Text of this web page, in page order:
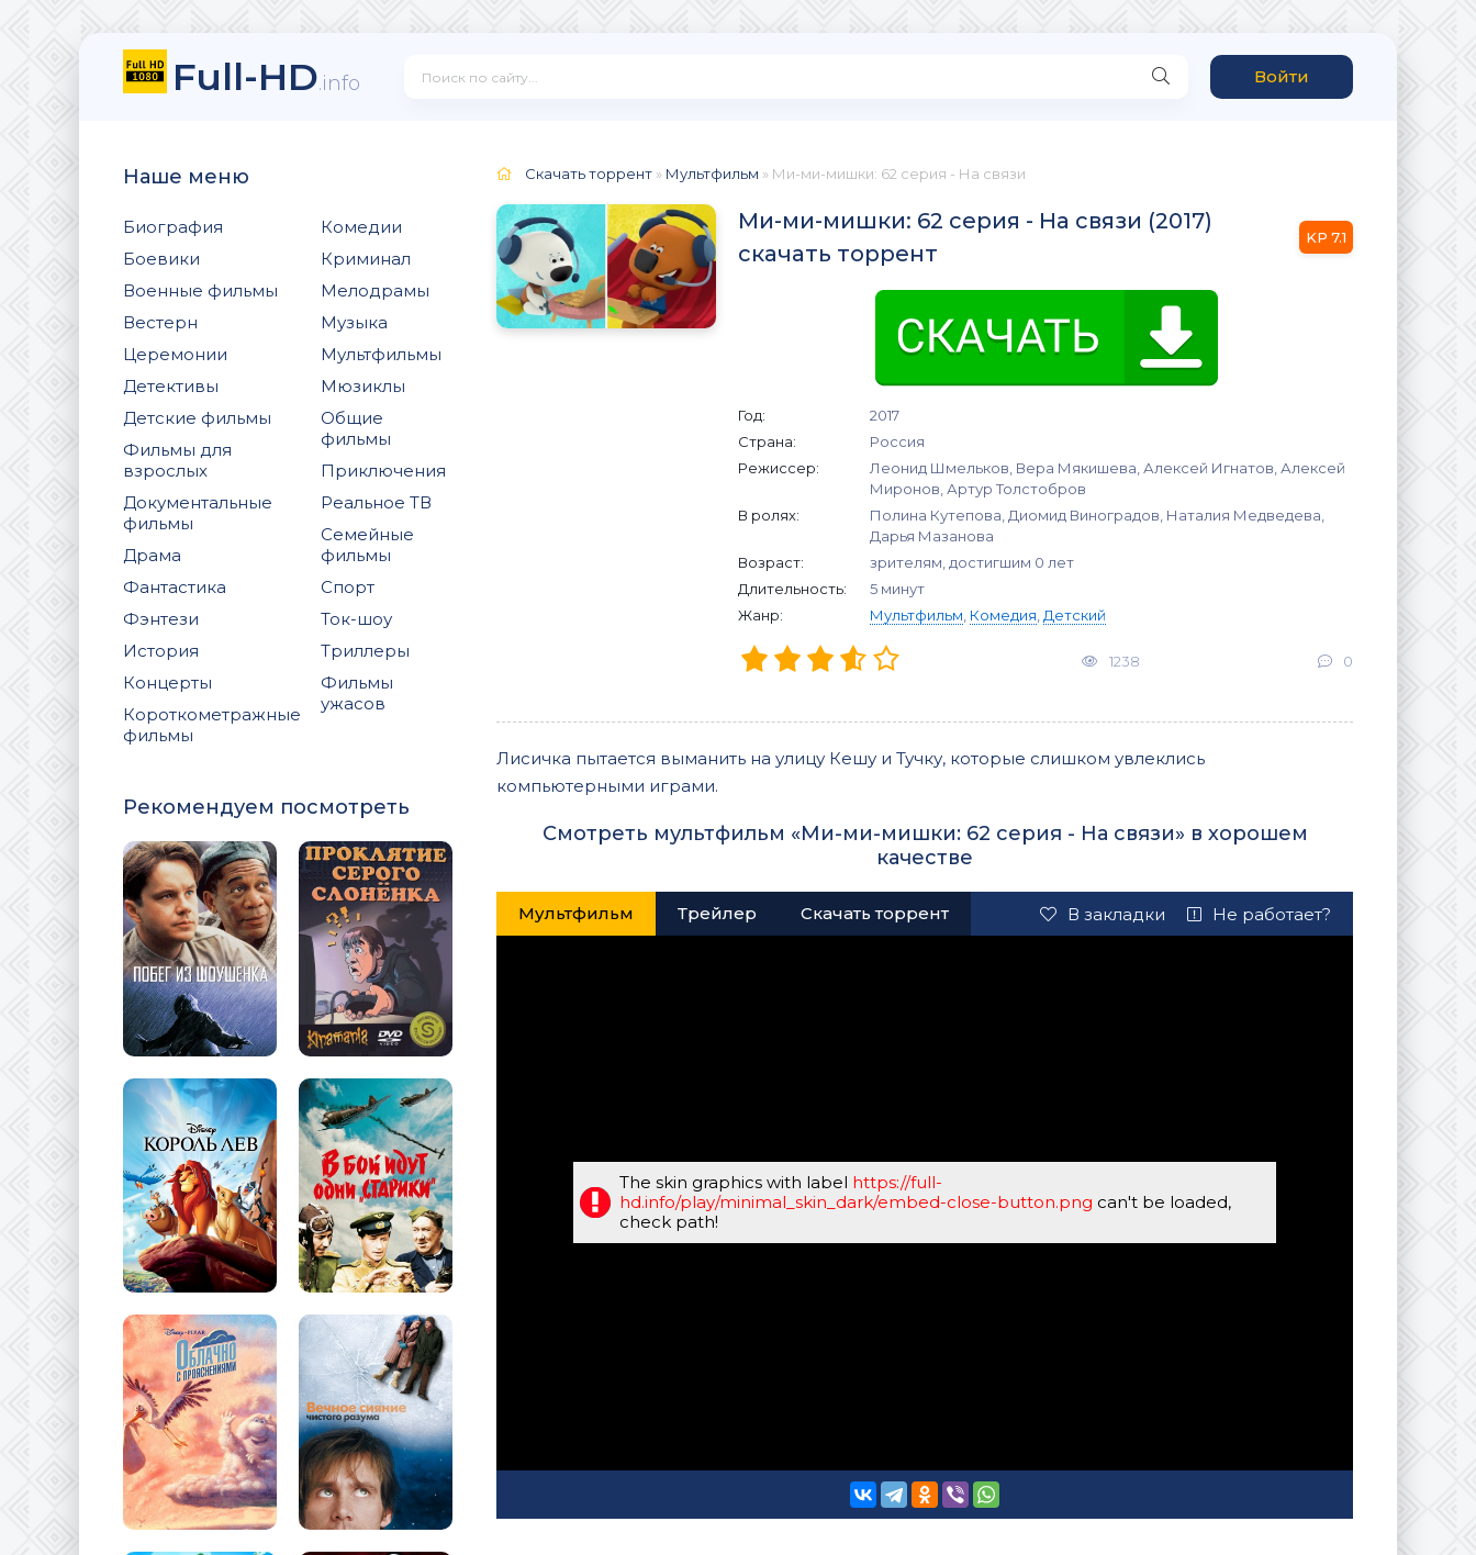
Full-HD.info Войти
Наше меню
Биография
Боевики
Военные фильмы
Вестерн
Церемонии
Детективы
Детские фильмы
Фильмы для
взрослых
Документальные
фильмы
Драма
Фантастика
Фэнтези
История
Концерты
Короткометражные
фильмы
Комедии
Криминал
Мелодрамы
Музыка
Мультфильмы
Мюзиклы
Общие
фильмы
Приключения
Реальное ТВ
Семейные
фильмы
Спорт
Ток-шоу
Триллеры
Фильмы
ужасов
Рекомендуем посмотреть
Скачать торрент » Мультфильм » Ми-ми-мишки: 62 серия - На связи
Ми-ми-мишки: 62 серия - На связи (2017)
скачать торрент
7.1
Год:
2017
Страна:
Россия
Режиссер:
Леонид Шмельков, Вера Мякишева, Алексей Игнатов, Алексей
Миронов, Артур Толстобров
В ролях:
Полина Кутепова, Диомид Виноградов, Наталия Медведева,
Дарья Мазанова
Возраст:
зрителям, достигшим 0 лет
Длительность:
5 минут
Жанр:
Мультфильм Комедия Детский
1238 0
Лисичка пытается выманить на улицу Кешу и Тучку, которые слишком увлеклись
компьютерными играми.
Смотреть мультфильм «Ми-ми-мишки: 62 серия - На связи» в хорошем
качестве
Мультфильм Трейлер Скачать торрент В закладки Не работает?
The skin graphics with label https://full-
hd.info/play/minimal_skin_dark/embed-close-button.png can't be loaded,
check path!